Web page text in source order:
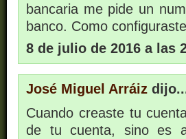
bancaria me pide un
banco. Como
8 de julio de 2016 a las
José Miguel Arráiz
Cuando creaste tu
de tu cuenta, sino es